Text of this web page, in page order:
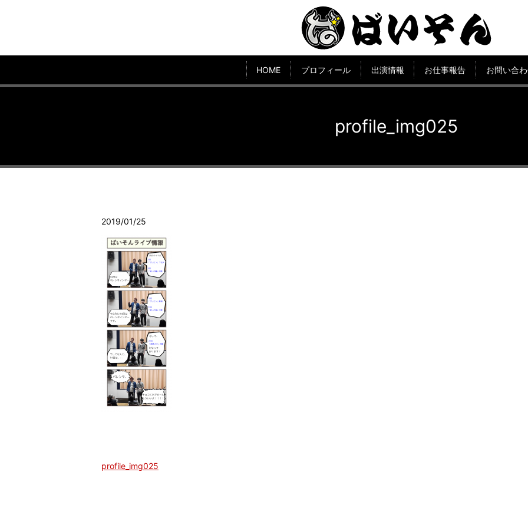
HOME プロフィール 出演情報 お仕事報告 お問い合
profile_img025
2019/01/25
profile_img025